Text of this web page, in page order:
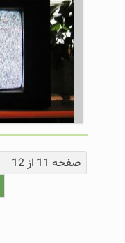
صفحه 11 از 12